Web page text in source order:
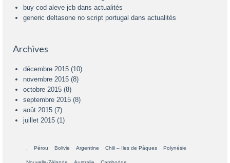
buy cod aleve jcb dans actualités
generic deltasone no script portugal dans actualités
Archives
décembre 2015 (10)
novembre 2015 (8)
octobre 2015 (8)
septembre 2015 (8)
août 2015 (7)
juillet 2015 (1)
Pérou Bolivie Argentine Chili – Iles de Pâques Polynésie